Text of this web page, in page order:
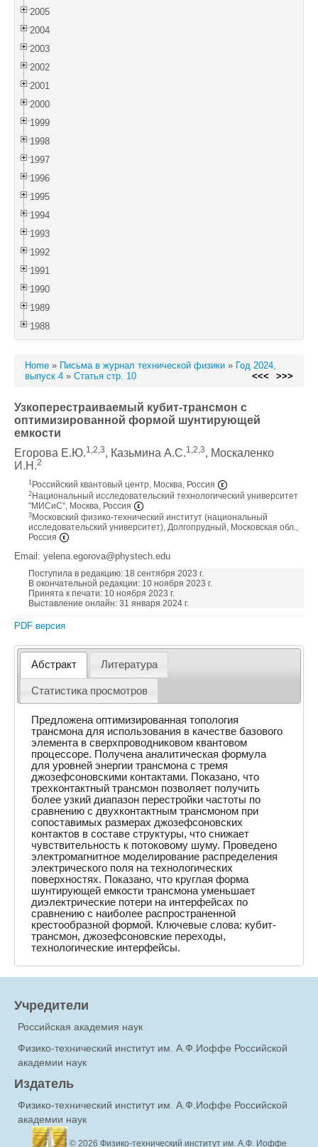
2005
2004
2003
2002
2001
2000
1999
1998
1997
1996
1995
1994
1993
1992
1991
1990
1989
1988
Home » Письма в журнал технической физики » Год 2024,
выпуск 4 » Статья стр. 10 <<< >>>
Узкоперестраиваемый кубит-трансмон с
оптимизированной формой шунтирующей
емкости
Егорова Е.Ю.1,2,3, Казьмина А.С.1,2,3, Москаленко
И.Н.2
1 Российский квантовый центр, Москва, Россия
2 Национальный исследовательский технологический университет
"МИСиС", Москва, Россия
3 Московский физико-технический институт (национальный
исследовательский университет), Долгопрудный, Московская обл.,
Россия
Email: yelena.egorova@phystech.edu
Поступила в редакцию: 18 сентября 2023 г.
В окончательной редакции: 10 ноября 2023 г.
Принята к печати: 10 ноября 2023 г.
Выставление онлайн: 31 января 2024 г.
PDF версия
Абстракт Литература
Статистика просмотров
Предложена оптимизированная топология
трансмона для использования в качестве базового
элемента в сверхпроводниковом квантовом
процессоре. Получена аналитическая формула
для уровней энергии трансмона с тремя
джозефсоновскими контактами. Показано, что
трехконтактный трансмон позволяет получить
более узкий диапазон перестройки частоты по
сравнению с двухконтактным трансмоном при
сопоставимых размерах джозефсоновских
контактов в составе структуры, что снижает
чувствительность к потоковому шуму. Проведено
электромагнитное моделирование распределения
электрического поля на технологических
поверхностях. Показано, что круглая форма
шунтирующей емкости трансмона уменьшает
диэлектрические потери на интерфейсах по
сравнению с наиболее распространенной
крестообразной формой. Ключевые слова: кубит-
трансмон, джозефсоновские переходы,
технологические интерфейсы.
Учредители
Российская академия наук
Физико-технический институт им. А.Ф.Иоффе Российской
академии наук
Издатель
Физико-технический институт им. А.Ф.Иоффе Российской
академии наук
© 2026 Физико-технический институт им. А.Ф. Иоффе